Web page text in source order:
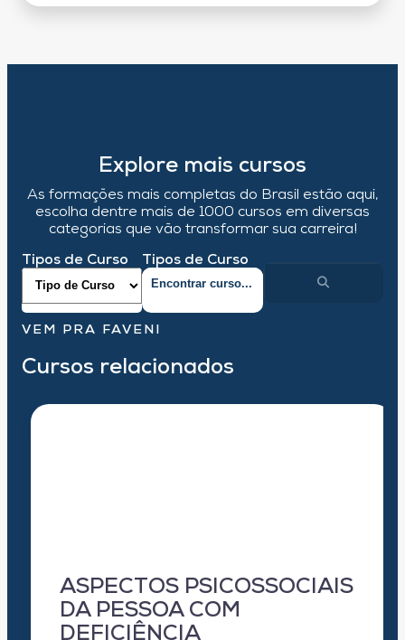
Explore mais cursos
As formações mais completas do Brasil estão aqui,
escolha dentre mais de 1000 cursos em diversas
categorias que vão transformar sua carreira!
Tipos de Curso Tipos de Curso
VEM PRA FAVENI
Cursos relacionados
ASPECTOS PSICOSSOCIAIS
DA PESSOA COM
DEFICIÊNCIA